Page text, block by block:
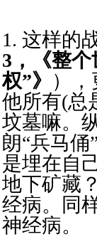
1. 这样的
3 ，《整
权”》 ）
他所有(总
坟墓嘛。
朗“兵马
是埋在自
地下矿藏
经病。同
神经病。